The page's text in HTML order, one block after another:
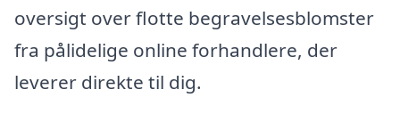
oversigt over flotte begravelsesblomster
fra pålidelige online forhandlere, der
leverer direkte til dig.